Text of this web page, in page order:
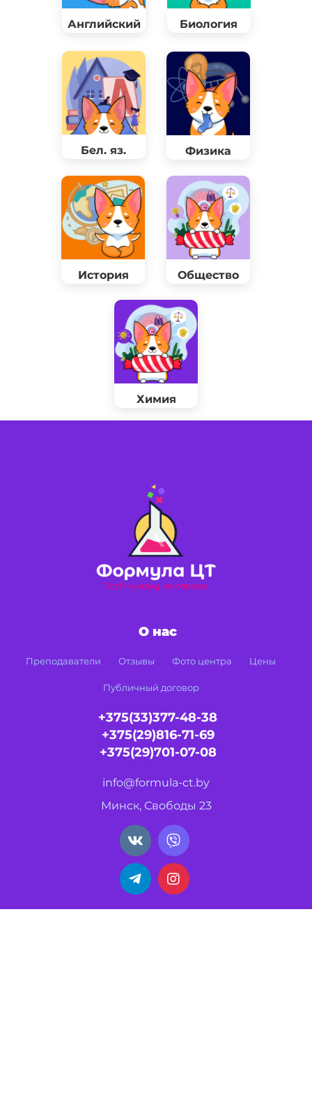
Английский Биология
Бел. яз. Физика
История Общество
Химия
О нас
Преподаватели Отзывы Фото центра Цены
Публичный договор
+375(33)377-48-38
+375(29)816-71-69
+375(29)701-07-08
info@formula-ct.by
Минск, Свободы 23